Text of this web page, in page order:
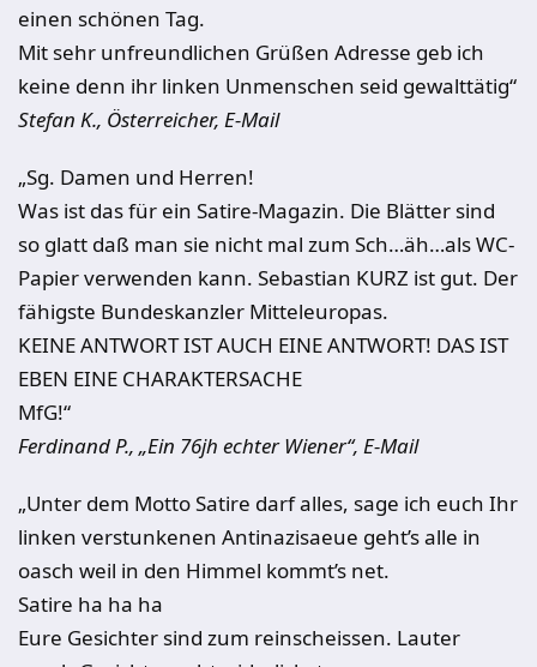
einen schönen Tag.
Mit sehr unfreundlichen Grüßen Adresse geb ich
keine denn ihr linken Unmenschen seid gewalttätig“
Stefan K., Österreicher, E-Mail
„Sg. Damen und Herren!
Was ist das für ein Satire-Magazin. Die Blätter sind
so glatt daß man sie nicht mal zum Sch…äh…als WC-
Papier verwenden kann. Sebastian KURZ ist gut. Der
fähigste Bundeskanzler Mitteleuropas.
KEINE ANTWORT IST AUCH EINE ANTWORT! DAS IST
EBEN EINE CHARAKTERSACHE
MfG!“
Ferdinand P., „Ein 76jh echter Wiener“, E-Mail
„Unter dem Motto Satire darf alles, sage ich euch Ihr
linken verstunkenen Antinazisaeue geht’s alle in
oasch weil in den Himmel kommt’s net.
Satire ha ha ha
Eure Gesichter sind zum reinscheissen. Lauter